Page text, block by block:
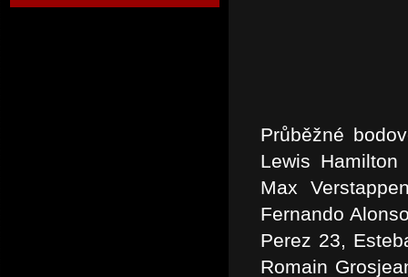
Průběžné
Lewis
Max
Fernando
Perez 23,
Romain